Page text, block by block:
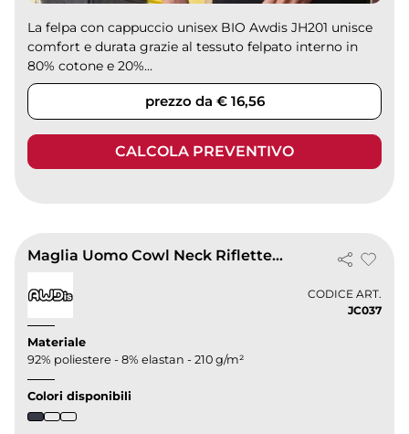
La felpa con cappuccio unisex BIO Awdis JH201 unisce
comfort e durata grazie al tessuto felpato interno in
80% cotone e 20%...
prezzo da € 16,56
CALCOLA PREVENTIVO
Maglia Uomo Cowl Neck Riflettente Skinny Fit
CODICE ART.
JC037
Materiale
92% poliestere - 8% elastan - 210 g/m²
Colori disponibili